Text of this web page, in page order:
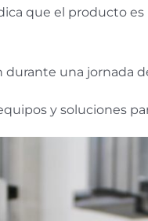
que el producto es
durante una jornada
y soluciones